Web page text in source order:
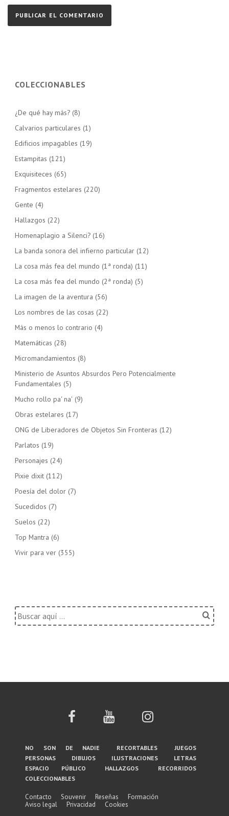
COLECCIONABLES
¿De qué hay más? (8)
Calvarios particulares (1)
Edificios impagables (19)
Estampitas (121)
Exquisiteces (65)
Fragmentos estelares (220)
Gente (4)
Hallazgos (22)
Homenaplagio a Silenci? (16)
La banda sonora del infierno particular (12)
La cosa más fea del mundo (1ª ronda) (11)
La cosa más fea del mundo (2ª ronda) (5)
La imagen de la aventura (56)
Los nombres de las cosas (22)
Más o menos lo contrario (4)
Matemáticas (28)
Micromandamientos (8)
Ministerio de Asuntos Absurdos Pero Potencialmente
Fundamentales (5)
Mucho rollo pa' na' (9)
Obras estelares (17)
ONG de Liberadores de Objetos Sin Fronteras (12)
Parlatos (19)
Personajes (24)
Pixie dixit (112)
Poesía del dolor (7)
Sucedidos (7)
Suelos (22)
Top Mantra (6)
Vivir para ver (355)
Buscar
por:
Menú
del
pie
de
no son de nadie recortables
juegos
personas
dibujos ilustraciones
letras
espacio público
hallazgos
recorridos
coleccionables
Contacto Souvenir Reseñas
Formación
Aviso legal
Privacidad Cookies